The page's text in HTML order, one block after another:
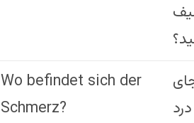
Wo befindet sich der
Schmerz?